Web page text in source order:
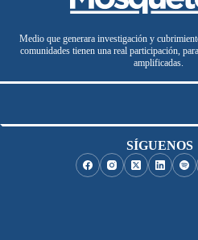
Medio que generara investigación y
comunidades tienen una real participación,
amplificadas.
SÍGUENOS